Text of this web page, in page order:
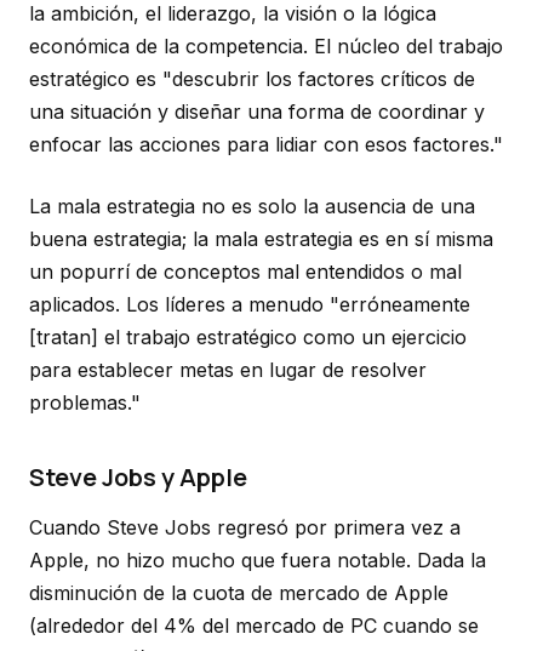
la ambición, el liderazgo, la visión o la lógica
económica de la competencia. El núcleo del trabajo
estratégico es "descubrir los factores críticos de
una situación y diseñar una forma de coordinar y
enfocar las acciones para lidiar con esos factores."
La mala estrategia no es solo la ausencia de una
buena estrategia; la mala estrategia es en sí misma
un popurrí de conceptos mal entendidos o mal
aplicados. Los líderes a menudo "erróneamente
[tratan] el trabajo estratégico como un ejercicio
para establecer metas en lugar de resolver
problemas."
Steve Jobs y Apple
Cuando Steve Jobs regresó por primera vez a
Apple, no hizo mucho que fuera notable. Dada la
disminución de la cuota de mercado de Apple
(alrededor del 4% del mercado de PC cuando se